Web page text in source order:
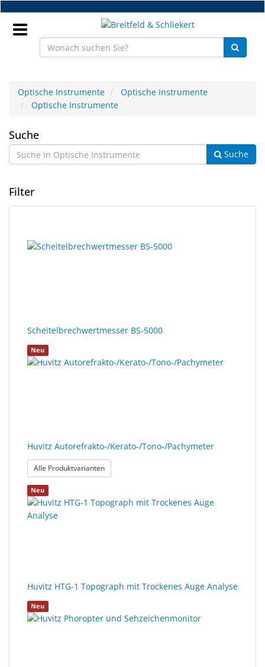
Zum
Hauptinhalt
springen
DE
NEU
Werkstatt
Sport
Me
JustMILO
Instrumente
Schleiftechnik
SALE
Optische Instrumente
Optische Instrumente
Optische Instrumente
Optische
Instrumente
Suche
Suche
Filter
Ergebnisse
gerendert.
Scheitelbrechwertmesser BS-5000
Neu
Huvitz Autorefrakto-/Kerato-/Tono-/Pachymeter
Alle Produktvarianten: Huvitz Autorefrakto-/Kerato-/Tono-/Pachymeter
Neu
Huvitz HTG-1 Topograph mit Trockenes Auge Analyse
Neu